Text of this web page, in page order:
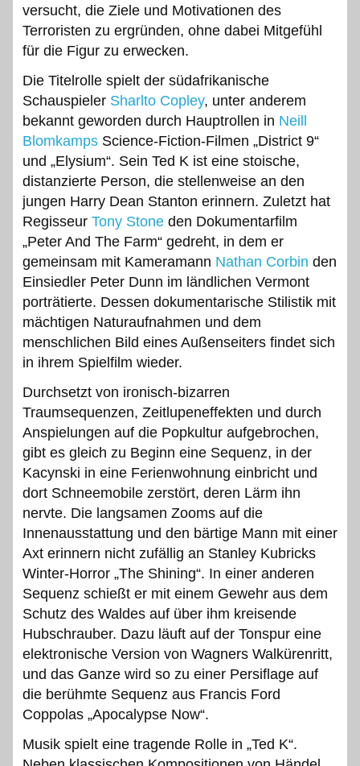
versucht, die Ziele und Motivationen des
Terroristen zu ergründen, ohne dabei Mitgefühl
für die Figur zu erwecken.
Die Titelrolle spielt der südafrikanische
Schauspieler Sharlto Copley, unter anderem
bekannt geworden durch Hauptrollen in Neill
Blomkamps Science-Fiction-Filmen „District 9“
und „Elysium“. Sein Ted K ist eine stoische,
distanzierte Person, die stellenweise an den
jungen Harry Dean Stanton erinnern. Zuletzt hat
Regisseur Tony Stone den Dokumentarfilm
„Peter And The Farm“ gedreht, in dem er
gemeinsam mit Kameramann Nathan Corbin den
Einsiedler Peter Dunn im ländlichen Vermont
porträtierte. Dessen dokumentarische Stilistik mit
mächtigen Naturaufnahmen und dem
menschlichen Bild eines Außenseiters findet sich
in ihrem Spielfilm wieder.
Durchsetzt von ironisch-bizarren
Traumsequenzen, Zeitlupeneffekten und durch
Anspielungen auf die Popkultur aufgebrochen,
gibt es gleich zu Beginn eine Sequenz, in der
Kacynski in eine Ferienwohnung einbricht und
dort Schneemobile zerstört, deren Lärm ihn
nervte. Die langsamen Zooms auf die
Innenausstattung und den bärtige Mann mit einer
Axt erinnern nicht zufällig an Stanley Kubricks
Winter-Horror „The Shining“. In einer anderen
Sequenz schießt er mit einem Gewehr aus dem
Schutz des Waldes auf über ihm kreisende
Hubschrauber. Dazu läuft auf der Tonspur eine
elektronische Version von Wagners Walkürenritt,
und das Ganze wird so zu einer Persiflage auf
die berühmte Sequenz aus Francis Ford
Coppolas „Apocalypse Now“.
Musik spielt eine tragende Rolle in „Ted K“.